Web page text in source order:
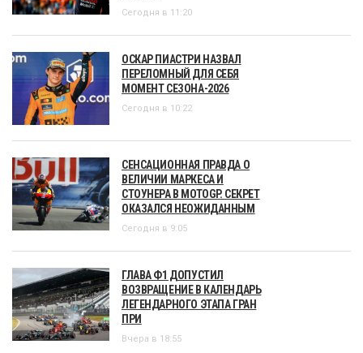
Сегодня в 11:20
ОСКАР ПИАСТРИ НАЗВАЛ
ПЕРЕЛОМНЫЙ ДЛЯ СЕБЯ
МОМЕНТ СЕЗОНА-2026
Сегодня в 10:22
СЕНСАЦИОННАЯ ПРАВДА О
ВЕЛИЧИИ МАРКЕСА И
СТОУНЕРА В MOTOGP. СЕКРЕТ
ОКАЗАЛСЯ НЕОЖИДАННЫМ
Сегодня в 9:05
ГЛАВА Ф1 ДОПУСТИЛ
ВОЗВРАЩЕНИЕ В КАЛЕНДАРЬ
ЛЕГЕНДАРНОГО ЭТАПА ГРАН
ПРИ
Вчера в 18:55